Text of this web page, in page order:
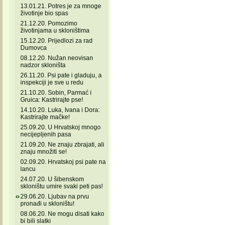
13.01.21. Potres je za mnoge
životinje bio spas
21.12.20. Pomozimo
životinjama u skloništima
15.12.20. Prijedlozi za rad
Dumovca
08.12.20. Nužan neovisan
nadzor skloništa
26.11.20. Psi pate i gladuju, a
inspekciji je sve u redu
21.10.20. Sobin, Parmać i
Gruica: Kastrirajte pse!
14.10.20. Luka, Ivana i Dora:
Kastrirajte mačke!
25.09.20. U Hrvatskoj mnogo
necijepljenih pasa
21.09.20. Ne znaju zbrajati, ali
znaju množiti se!
02.09.20. Hrvatskoj psi pate na
lancu
24.07.20. U šibenskom
skloništu umire svaki peti pas!
29.06.20. Ljubav na prvu
pronađi u skloništu!
08.06.20. Ne mogu disati kako
bi bili slatki